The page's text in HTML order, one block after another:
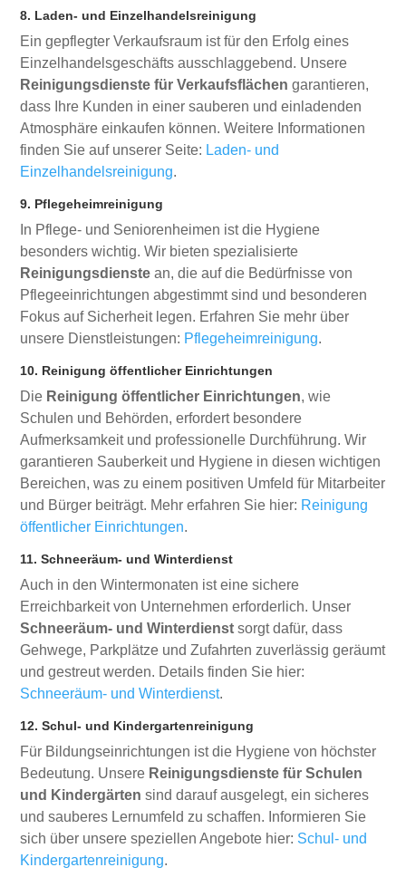
8. Laden- und Einzelhandelsreinigung
Ein gepflegter Verkaufsraum ist für den Erfolg eines
Einzelhandelsgeschäfts ausschlaggebend. Unsere
Reinigungsdienste für Verkaufsflächen garantieren,
dass Ihre Kunden in einer sauberen und einladenden
Atmosphäre einkaufen können. Weitere Informationen
finden Sie auf unserer Seite: Laden- und
Einzelhandelsreinigung.
9. Pflegeheimreinigung
In Pflege- und Seniorenheimen ist die Hygiene
besonders wichtig. Wir bieten spezialisierte
Reinigungsdienste an, die auf die Bedürfnisse von
Pflegeeinrichtungen abgestimmt sind und besonderen
Fokus auf Sicherheit legen. Erfahren Sie mehr über
unsere Dienstleistungen: Pflegeheimreinigung.
10. Reinigung öffentlicher Einrichtungen
Die Reinigung öffentlicher Einrichtungen, wie
Schulen und Behörden, erfordert besondere
Aufmerksamkeit und professionelle Durchführung. Wir
garantieren Sauberkeit und Hygiene in diesen wichtigen
Bereichen, was zu einem positiven Umfeld für Mitarbeiter
und Bürger beiträgt. Mehr erfahren Sie hier: Reinigung
öffentlicher Einrichtungen.
11. Schneeräum- und Winterdienst
Auch in den Wintermonaten ist eine sichere
Erreichbarkeit von Unternehmen erforderlich. Unser
Schneeräum- und Winterdienst sorgt dafür, dass
Gehwege, Parkplätze und Zufahrten zuverlässig geräumt
und gestreut werden. Details finden Sie hier:
Schneeräum- und Winterdienst.
12. Schul- und Kindergartenreinigung
Für Bildungseinrichtungen ist die Hygiene von höchster
Bedeutung. Unsere Reinigungsdienste für Schulen
und Kindergärten sind darauf ausgelegt, ein sicheres
und sauberes Lernumfeld zu schaffen. Informieren Sie
sich über unsere speziellen Angebote hier: Schul- und
Kindergartenreinigung.